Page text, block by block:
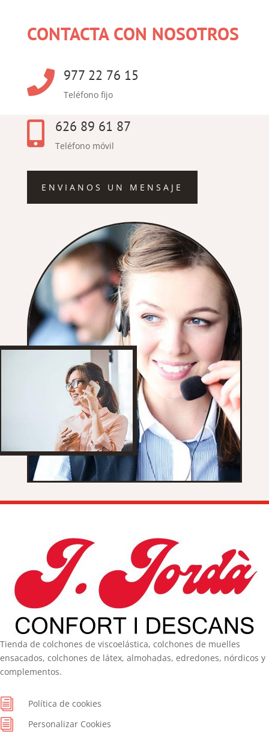
CONTACTA CON NOSOTROS
 977 22 76 15
Teléfono fijo
 626 89 61 87
Teléfono móvil
ENVIANOS UN MENSAJE
Tienda de colchones de viscoelástica, colchones de muelles
ensacados, colchones de látex, almohadas, edredones, nórdicos y
complementos.
i Política de cookies
i Personalizar Cookies